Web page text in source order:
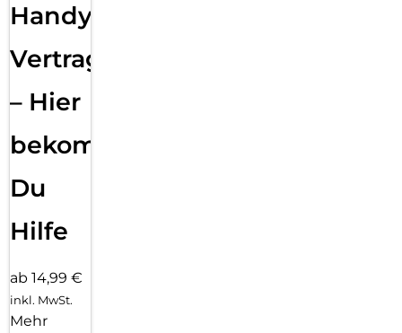
Handy
Vertragsabwicklung
– Hier
bekommst
Du
Hilfe
ab 14,99 €
inkl. MwSt.
Mehr